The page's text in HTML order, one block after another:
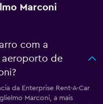
Marconi
com a
aeroporto de
da Enterprise Rent-A-Car
Marconi, a mais